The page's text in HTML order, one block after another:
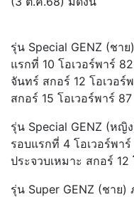
รุ่น Special GENZ (ชา
แรกที่ 10 โอเวอร์พาร์
จันทร์ สกอร์ 12 โอเวอ
สกอร์ 15 โอเวอร์พาร์
รุ่น Special GENZ (ห
รอบแรกที่ 4 โอเวอร์พ
ประจวบเหมาะ สกอร์
รุ่น Super GENZ (ชาย